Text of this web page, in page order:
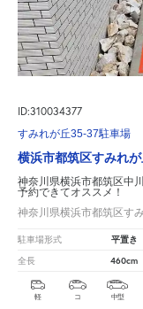
ID:310034377
すみれが丘35-37駐車場
横浜市都筑区すみれ
神奈川県横浜市都筑区中
予約できてオススメ！
神奈川県横浜市都筑区す
駐車場形式 平置き
全長 460cm
軽 コ 中型